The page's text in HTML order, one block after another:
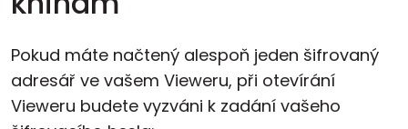
Pokud máte načtený alespoň jeden šifrovaný
adresář ve vašem Vieweru, při otevírání
Vieweru budete vyzváni k zadání vašeho